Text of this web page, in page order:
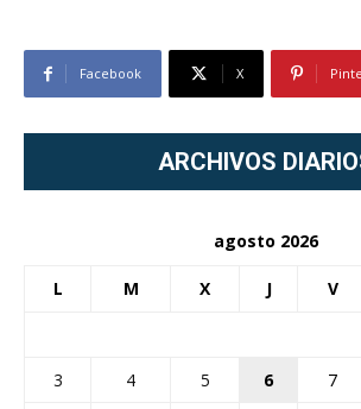
Facebook X
ARCHIVOS
agosto 2026
L M X J V
3
4 5 6 7